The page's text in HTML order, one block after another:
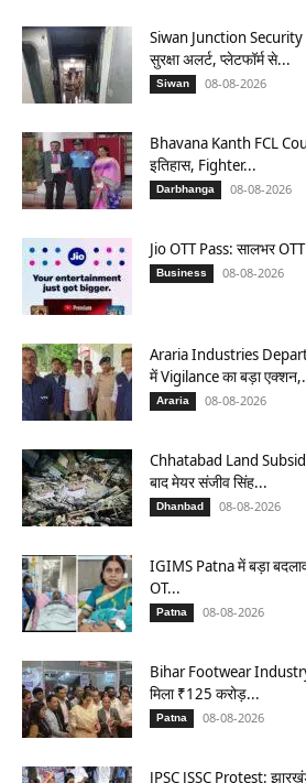
Siwan Junction Security
सुरक्षा अलर्ट, प्लेटफॉर्म से...
Siwan 08-08-2026
Bhavana Kanth FCL
इतिहास, Fighter...
Darbhanga 08-08-2026
Jio OTT Pass: सालभर
Business 08-08-2026
Araria Industries
में Vigilance का बड़ा
Araria 08-08-2026
Chhatabad Land
बाद मेयर संजीव सिंह...
Dhanbad 08-08-2026
IGIMS Patna में बड़ा
OT...
Patna 08-08-2026
Bihar Footwear
मिला ₹125 करोड़...
Patna 08-08-2026
JPSC JSSC Protest: